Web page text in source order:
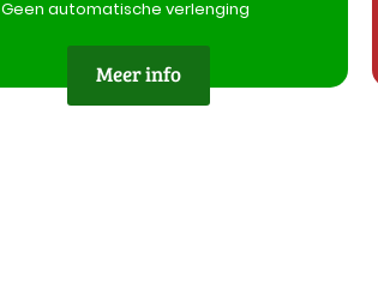
Geen automatische verlenging
Meer info